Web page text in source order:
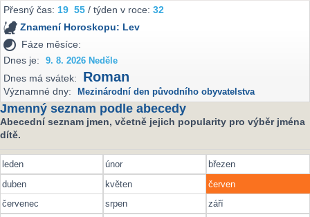
Přesný čas:19 55 / týden v roce:32
Znamení Horoskopu: Lev
Fáze měsíce:
Dnes je:
9. 8. 2026 Neděle
Dnes má svátek: Roman
Významné dny: Mezinárodní den původního obyvatelstva
Jmenný seznam podle abecedy
Abecední seznam jmen, včetně jejich popularity pro výběr jména
dítě.
leden únor
březen
duben
květen
červen
červenec
srpen
září